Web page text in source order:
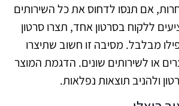
אם תנסו לדחוס את כל השירותים
ללקוח בסרטון אחד, תצרו סרטון
מבלבל. מסיבה זו חשוב שתיצרו
או לשירותים שונים. הדגמת המוצר
ולהניב תוצאות נפלאות.